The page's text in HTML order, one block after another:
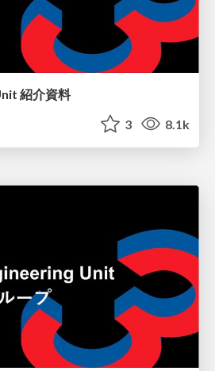
紹介資料
3 8.1k